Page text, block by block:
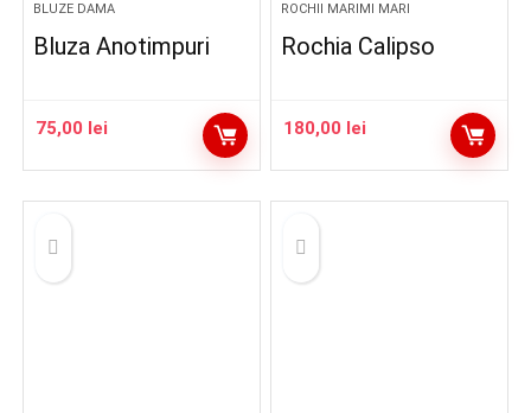
BLUZE DAMA
Bluza Anotimpuri
75,00 lei
ROCHII MARIMI MARI
Rochia Calipso
180,00 lei